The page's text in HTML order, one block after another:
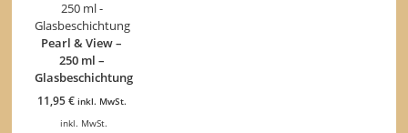
Die
auf
Pearl & View –
250 ml –
Glasbeschichtung
11,95€ inkl. MwSt.
inkl. MwSt.